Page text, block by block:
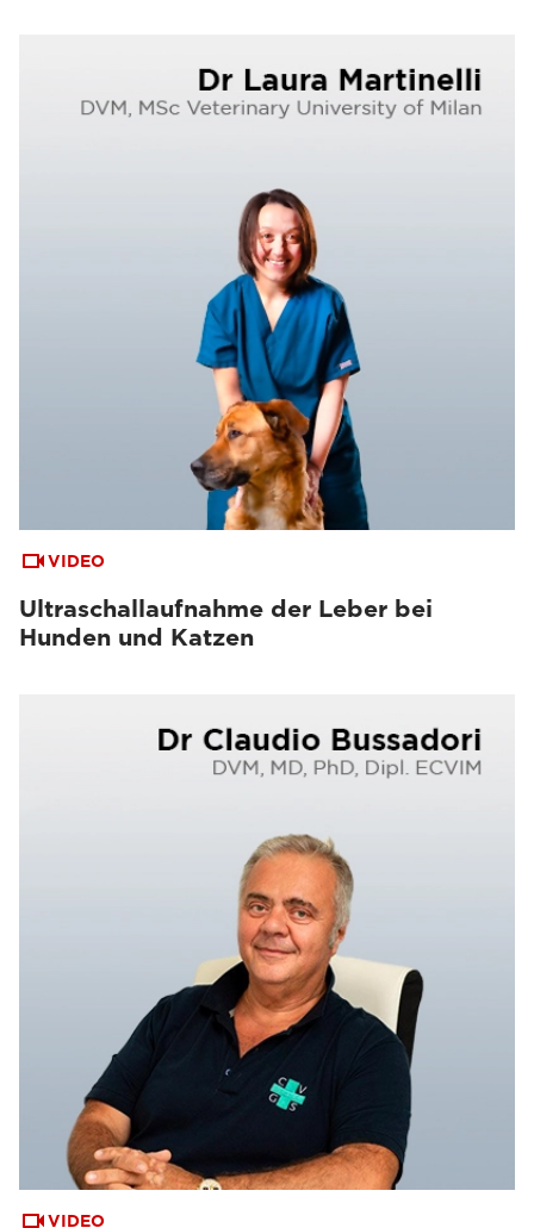
VIDEO
Ultraschallaufnahme der Leber bei
Hunden und Katzen
VIDEO